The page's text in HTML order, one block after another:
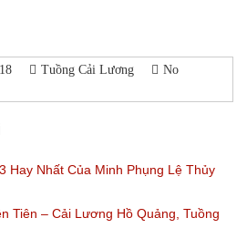
Tuồng Cải Lương
No
Hay Nhất Của Minh Phụng Lệ Thủy
Tiên – Cải Lương Hồ Quảng, Tuồng